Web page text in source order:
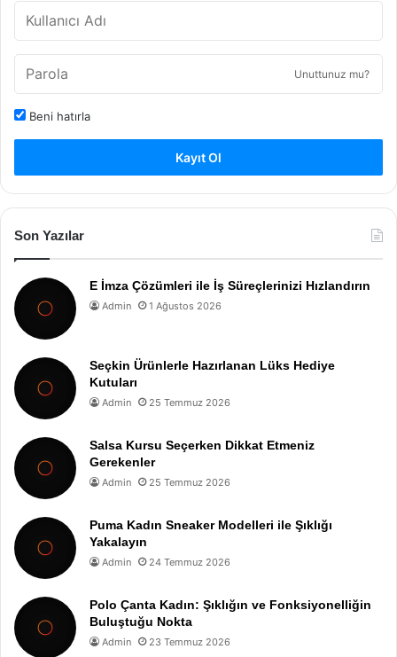
Unuttunuz mu?
Beni hatırla
Kayıt Ol
Son Yazılar
E İmza Çözümleri ile İş Süreçlerinizi Hızlandırın
Admin 1 Ağustos 2026
Seçkin Ürünlerle Hazırlanan Lüks Hediye
Kutuları
Admin 25 Temmuz 2026
Salsa Kursu Seçerken Dikkat Etmeniz
Gerekenler
Admin 25 Temmuz 2026
Puma Kadın Sneaker Modelleri ile Şıklığı
Yakalayın
Admin 24 Temmuz 2026
Polo Çanta Kadın: Şıklığın ve Fonksiyonelliğin
Buluştuğu Nokta
Admin 23 Temmuz 2026